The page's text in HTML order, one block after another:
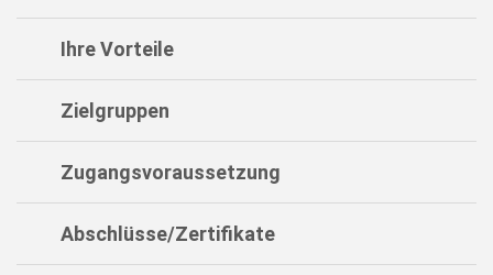
Ihre Vorteile
Zielgruppen
Zugangsvoraussetzung
Abschlüsse/Zertifikate